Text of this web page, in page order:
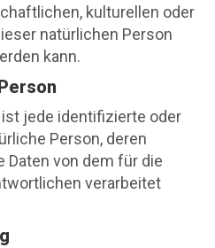
kulturellen oder
natürlichen Person
kann.
jede identifizierte oder
Person, deren
Daten von dem für die
verarbeitet